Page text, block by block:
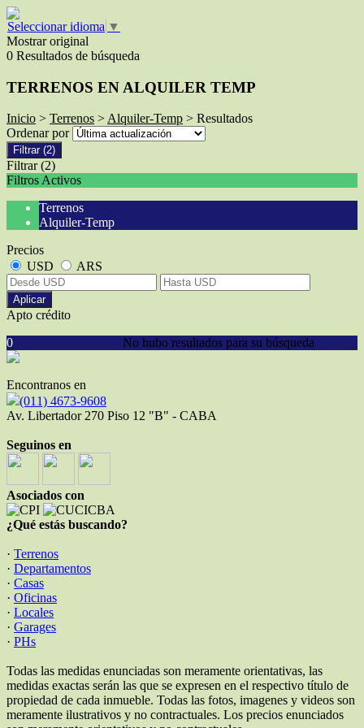
Seleccionar idioma ▼
Mostrar original
0 Resultados de búsqueda
TERRENOS EN ALQUILER TEMP
Inicio > Terrenos >Alquiler-Temp > Resultados
Ordenar por
Filtrar (2)
Filtrar (2)
Filtros Activos
Terrenos
Alquiler-Temp
Precios
USD
ARS
Aplicar
Apto crédito
No hubo resultados para su búsqueda
0
Encontranos en
(011) 4673-9608
Av. Libertador 270 Piso 12 "B" - CABA
Seguinos en
Asociados con
¿Qué estás buscando?
· Terrenos
· Departamentos
· Casas
· Oficinas
· Locales
· Garages
· PHs
Todas las medidas enunciadas son meramente orientativas, las
medidas exactas serán las que se expresen en el respectivo título de
propiedad de cada inmueble. Todas las fotos, imagenes y videos son
meramente ilustrativos y no contractuales. Los precios enunciados